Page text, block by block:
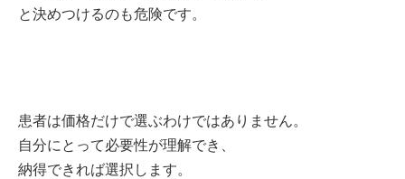
と決めつけるのも危険です。
患者は価格だけで選ぶわけではありません。
自分にとって必要性が理解でき、
納得できれば選択します。